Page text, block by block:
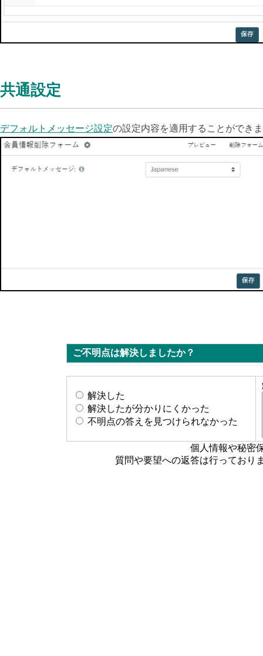
共通設定
デフォルトメッセージ設定の設定内容を適用することができ